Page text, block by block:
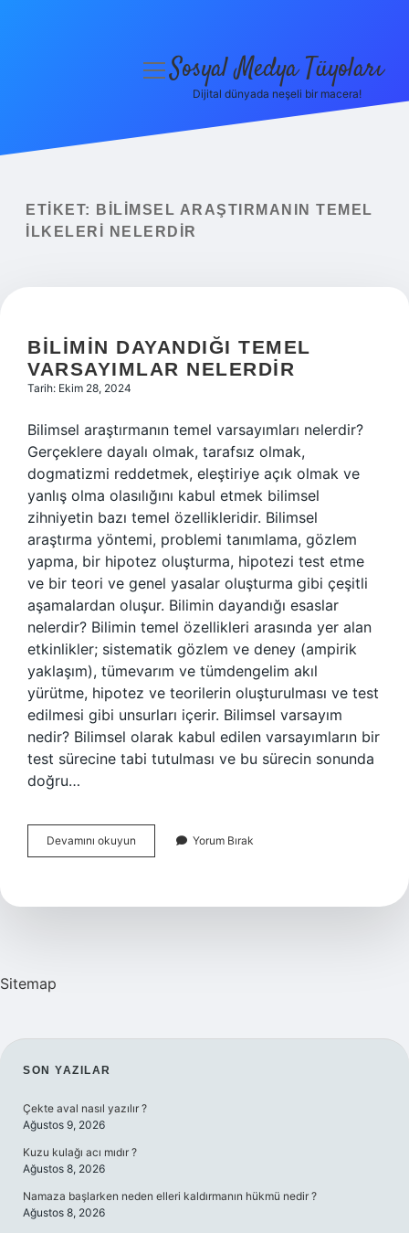
Yasal Uyarı
menüyüSosyal Medya Tüyoları
Dijital dünyada neşeli bir macera!
ETIKET:
BILIMSEL ARAŞTIRMANIN TEMEL
ILKELERI NELERDIR
BILIMIN DAYANDIĞI TEMEL
VARSAYIMLAR NELERDIR
Tarih: Ekim 28, 2024
Bilimsel araştırmanın temel varsayımları nelerdir?
Gerçeklere dayalı olmak, tarafsız olmak,
dogmatizmi reddetmek, eleştiriye açık olmak ve
yanlış olma olasılığını kabul etmek bilimsel
zihniyetin bazı temel özellikleridir. Bilimsel
araştırma yöntemi, problemi tanımlama, gözlem
yapma, bir hipotez oluşturma, hipotezi test etme
ve bir teori ve genel yasalar oluşturma gibi çeşitli
aşamalardan oluşur. Bilimin dayandığı esaslar
nelerdir? Bilimin temel özellikleri arasında yer alan
etkinlikler; sistematik gözlem ve deney (ampirik
yaklaşım), tümevarım ve tümdengelim akıl
yürütme, hipotez ve teorilerin oluşturulması ve test
edilmesi gibi unsurları içerir. Bilimsel varsayım
nedir? Bilimsel olarak kabul edilen varsayımların bir
test sürecine tabi tutulması ve bu sürecin sonunda
doğru…
Devamını okuyun
Dayandığı
Nelerdir
Yorum Bırak
Sitemap
SIDEBAR
SON YAZILAR
Çekte aval nasıl yazılır ?
Ağustos 9, 2026
Kuzu kulağı acı mıdır ?
Ağustos 8, 2026
Namaza başlarken neden elleri kaldırmanın hükmü nedir ?
Ağustos 8, 2026